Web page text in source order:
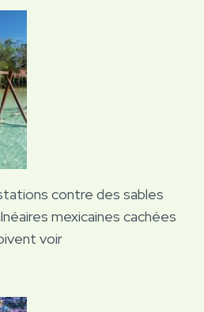
contre des sables
mexicaines cachées
voir